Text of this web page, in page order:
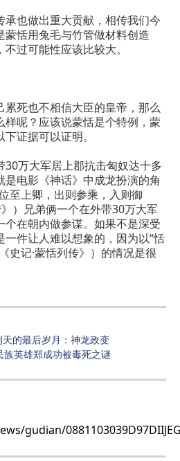
也做出重大贡献，相传我们今
蒙恬用兔毛与竹管做材料创造
过可能性应该比较大。
死也不相信大臣的皇帝，那么
样呢？应该说蒙恬是个特例，蒙
证据可以证明。
万大军居上郡抗击匈奴达十多
电影《神话》中成龙扮演的角
至上卿，出则参乘，入则御
）兄弟俩一个在外带30万大军
在朝内做参谋。如果不是深受
件让人难以想象的，因为以“恬
史记·蒙恬列传》）的情况是很
的最后岁月：神龙政变
族英雄郑成功被毒死之谜
gudian/